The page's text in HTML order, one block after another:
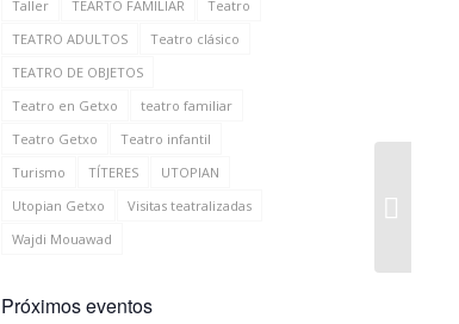
Taller
TEARTO FAMILIAR
Teatro
TEATRO ADULTOS
Teatro clásico
TEATRO DE OBJETOS
Teatro en Getxo
teatro familiar
Teatro Getxo
Teatro infantil
Turismo
TÍTERES
UTOPIAN
Utopian Getxo
Visitas teatralizadas
Wajdi Mouawad
Próximos eventos